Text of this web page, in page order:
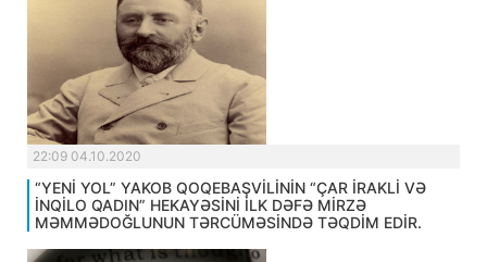
22:09 04.10.2020
“YENİ YOL” YAKOB QOQEBAŞVİLİNİN “ÇAR İRAKLİ VƏ
İNQİLO QADIN” HEKAYƏSİNİ İLK DƏFƏ MİRZƏ
MƏMMƏDOĞLUNUN TƏRCÜMƏSİNDƏ TƏQDİM EDİR.